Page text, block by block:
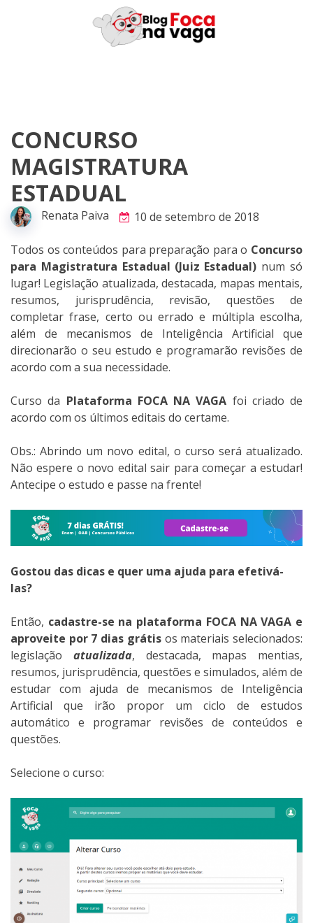
CONCURSO
MAGISTRATURA
ESTADUAL
Renata Paiva 10 de setembro de 2018
Todos os conteúdos para preparação para o Concurso
para Magistratura Estadual (Juiz Estadual) num só
lugar! Legislação atualizada, destacada, mapas mentais,
resumos, jurisprudência, revisão, questões de
completar frase, certo ou errado e múltipla escolha,
além de mecanismos de Inteligência Artificial que
direcionarão o seu estudo e programarão revisões de
acordo com a sua necessidade.
Curso da Plataforma FOCA NA VAGA foi criado de
acordo com os últimos editais do certame.
Obs.: Abrindo um novo edital, o curso será atualizado.
Não espere o novo edital sair para começar a estudar!
Antecipe o estudo e passe na frente!
Gostou das dicas e quer uma ajuda para efetivá-
las?
Então, cadastre-se na plataforma FOCA NA VAGA e
aproveite por 7 dias grátisos materiais selecionados:
legislação atualizada, destacada, mapas mentias,
resumos, jurisprudência, questões e simulados, além de
estudar com ajuda de mecanismos de Inteligência
Artificial que irão propor um ciclo de estudos
automático e programar revisões de conteúdos e
questões.
Selecione o curso: